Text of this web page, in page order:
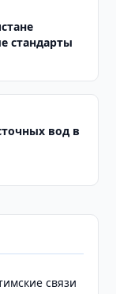
стандарты
вод в
связи